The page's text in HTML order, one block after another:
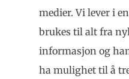
medier. Vi lever i
brukes til alt fra
informasjon og
ha mulighet til å